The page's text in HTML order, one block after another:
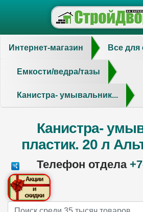
Интернет-магазин Все для
Емкости/ведра/тазы
Канистра- умывальник...
Канистра-
пластик. 20 л
Телефон отдела
Name